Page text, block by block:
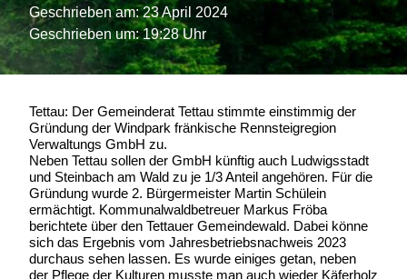
Geschrieben am: 23 April 2024
Geschrieben um: 19:28 Uhr
Tettau: Der Gemeinderat Tettau stimmte einstimmig der
Gründung der Windpark fränkische Rennsteigregion
Verwaltungs GmbH zu.
Neben Tettau sollen der GmbH künftig auch Ludwigsstadt
und Steinbach am Wald zu je 1/3 Anteil angehören. Für die
Gründung wurde 2. Bürgermeister Martin Schülein
ermächtigt. Kommunalwaldbetreuer Markus Fröba
berichtete über den Tettauer Gemeindewald. Dabei könne
sich das Ergebnis vom Jahresbetriebsnachweis 2023
durchaus sehen lassen. Es wurde einiges getan, neben
der Pflege der Kulturen musste man auch wieder Käferholz